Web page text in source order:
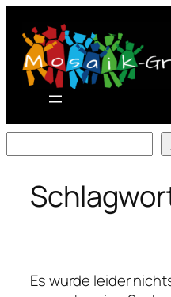
Inhalt
springen
Es wurde leider